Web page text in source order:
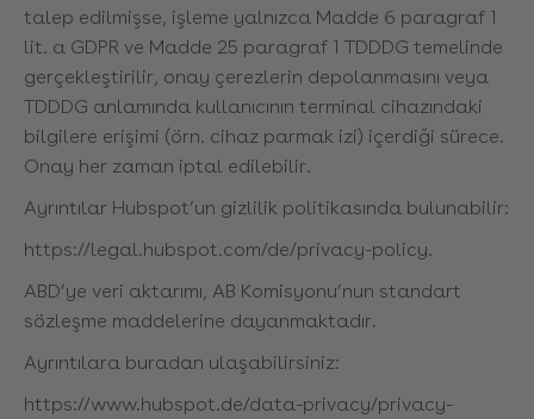
talep edilmişse, işleme yalnızca Madde 6 paragraf 1
lit. a GDPR ve Madde 25 paragraf 1 TDDDG temelinde
gerçekleştirilir, onay çerezlerin depolanmasını veya
TDDDG anlamında kullanıcının terminal cihazındaki
bilgilere erişimi (örn. cihaz parmak izi) içerdiği sürece.
Onay her zaman iptal edilebilir.
Ayrıntılar Hubspot’un gizlilik politikasında bulunabilir:
https://legal.hubspot.com/de/privacy-policy.
ABD’ye veri aktarımı, AB Komisyonu’nun standart
sözleşme maddelerine dayanmaktadır.
Ayrıntılara buradan ulaşabilirsiniz:
https://www.hubspot.de/data-privacy/privacy-